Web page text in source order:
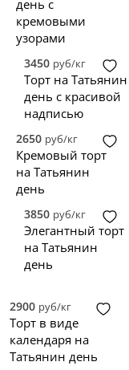
день с
кремовыми
узорами
3450 руб/кг
Торт на Татьянин
день с красивой
надписью
2650 руб/кг
Кремовый торт
на Татьянин
день
3850 руб/кг
Элегантный торт
на Татьянин
день
2900 руб/кг
Торт в виде
календаря на
Татьянин день